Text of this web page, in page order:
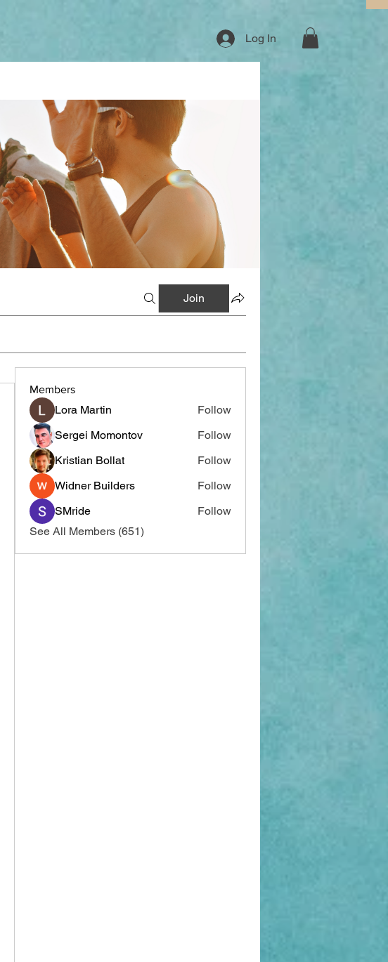
Log In
Join
Members
Lora Martin
Follow
Sergei Momontov
Follow
Kristian Bollat
Follow
Widner Builders
Follow
SMride
Follow
See All Members (651)